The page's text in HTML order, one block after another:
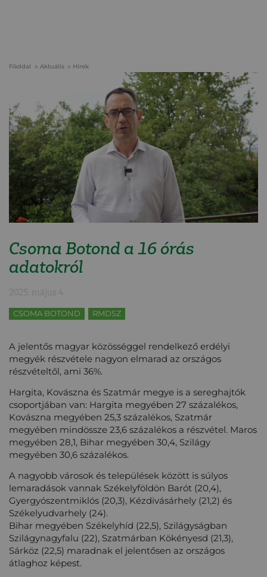
Főoldal Aktuális Hírek
Csoma Botond a 16 órás
adatokról
2025. május 4.
CSOMA BOTOND RMDSZ
A jelentős magyar közösséggel rendelkező erdélyi
megyék részvétele nagyon elmarad az országos
részvételtől, ami 36%.
Hargita, Kovászna és Szatmár megye is a sereghajtók
csoportjában van: Hargita megyében 27 százalékos,
Kovászna megyében 25,3 százalékos, Szatmár
megyében mindössze 23,6 százalékos a részvétel. Maros
megyében 28,1, Bihar megyében 30,4, Szilágy
megyében 30,6 százalékos.
A nagyobb városok és települések között is súlyos
lemaradások vannak Székelyföldön Barót (20,4),
Gyergyószentmiklós (20,3), Kézdivásárhely (21,2) és
Székelyudvarhely (24).
Bihar megyében Székelyhíd (22,5), Szilágyságban
Szilágynagyfalu (22), Szatmárban Kökényesd (21,3),
Sárköz (22,5) maradnak el jelentősen az országos
átlaghoz képest.